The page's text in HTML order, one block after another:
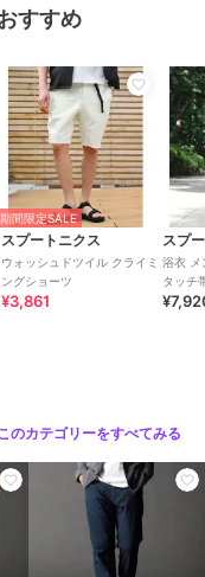
ー、ダー
ニ丈
ニ丈
すすめ
期間限定SALE
スプートニクス
ウォッシュドツイル クライミ
ングショーツ
¥3,861
スプ
浴衣 メ
タッチ
セット
のカテゴリーをすべてみる